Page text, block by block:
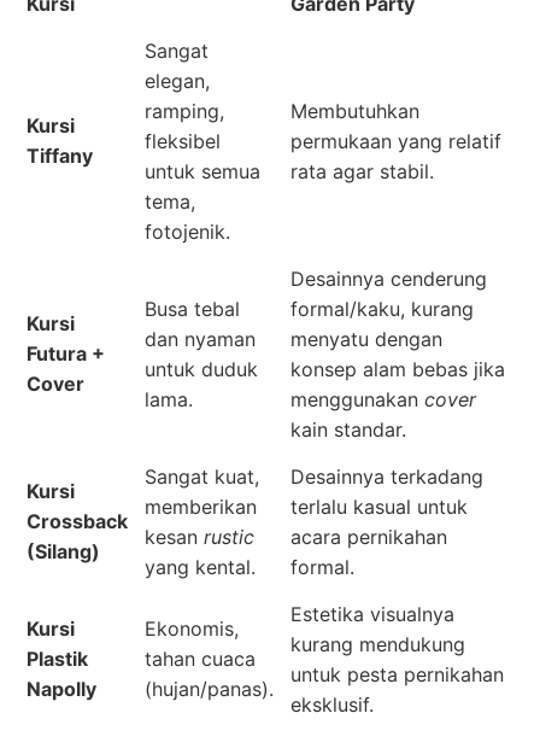
Kursi
Tiffany
Sangat
elegan,
ramping,
fleksibel
untuk semua
tema,
fotojenik.
Membutuhkan
permukaan yang relatif
rata agar stabil.
Kursi
Futura +
Cover
Busa tebal
dan nyaman
untuk duduk
lama.
Desainnya cenderung
formal/kaku, kurang
menyatu dengan
konsep alam bebas jika
menggunakan cover
kain standar.
Kursi
Crossback
(Silang)
Sangat kuat,
memberikan
kesan rustic
yang kental.
Desainnya terkadang
terlalu kasual untuk
acara pernikahan
formal.
Kursi
Plastik
Napolly
Ekonomis,
tahan cuaca
(hujan/panas).
Estetika visualnya
kurang mendukung
untuk pesta pernikahan
eksklusif.